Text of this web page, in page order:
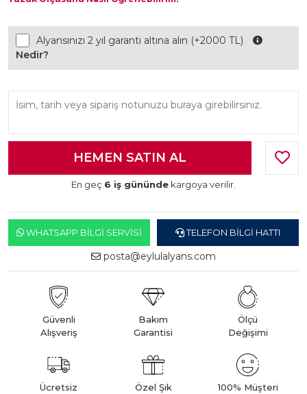
Alyansınızı 2 yıl garanti altına alın (+2000 TL)
Nedir?
En geç 6 iş gününde kargoya verilir.
WHATSAPP BILGI SERVISI TELEFON BILGI HATTI
posta@eylulalyans.com
Güvenli
Alışveriş
Bakım
Garantisi
Ölçü
Değişimi
Ücretsiz
Özel Şık
100% Müşteri